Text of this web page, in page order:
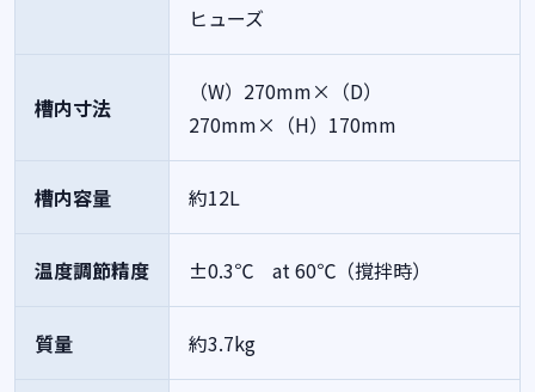
ヒューズ
槽内寸法
（W）270mm×（D）
270mm×（H）170mm
槽内容量 約12L
温度調節精度 ±0.3℃ at 60℃（撹拌時）
質量 約3.7kg